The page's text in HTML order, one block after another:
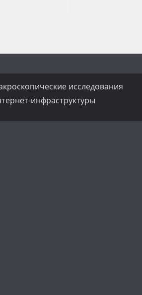
исследования
инфраструктуры